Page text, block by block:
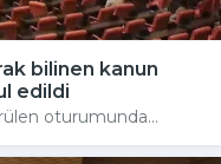
bilinen kanun
edildi
oturumunda...